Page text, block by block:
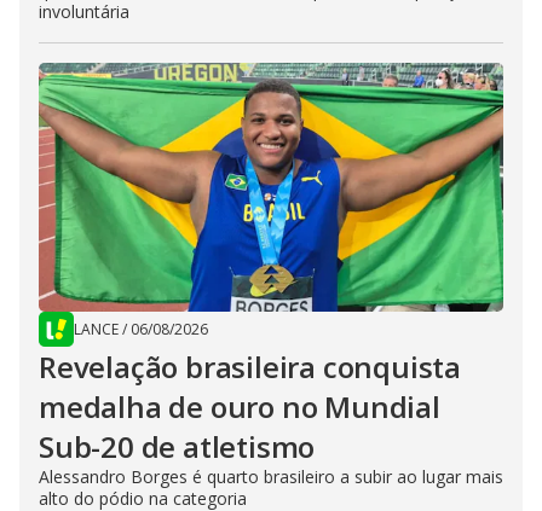
involuntária
LANCE/ 06/08/2026
Revelação brasileira conquista
medalha de ouro no Mundial
Sub-20 de atletismo
Alessandro Borges é quarto brasileiro a subir ao lugar mais
alto do pódio na categoria